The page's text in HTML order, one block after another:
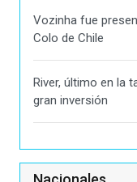
Vozinha fue
Colo de Chile
River, último en la
gran inversión